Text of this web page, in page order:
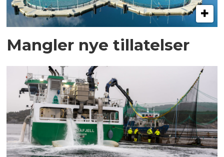
Mangler nye tillatelser